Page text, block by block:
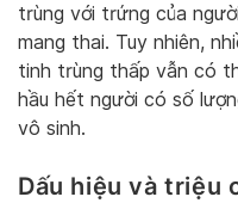
trùng với trứng của
mang thai. Tuy nhiên,
tinh trùng thấp vẫn có
hầu hết người có số
vô sinh.
Dấu hiệu và triệu